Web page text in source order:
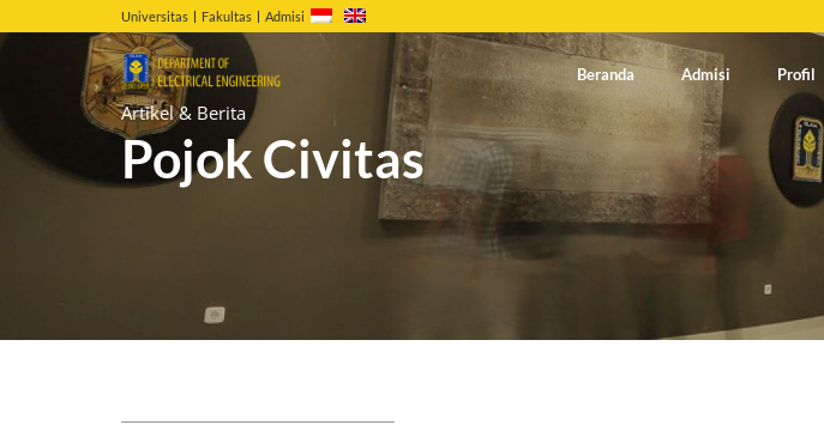
Universitas Fakultas Admisi
Beranda Admisi Profil
Artikel & Berita
Pojok Civitas